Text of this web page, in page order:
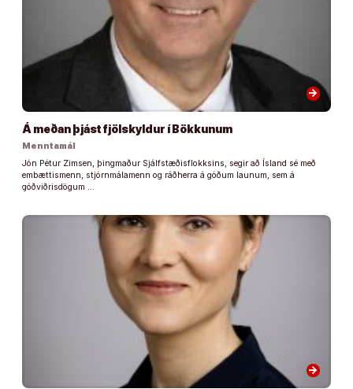
arrow_forward
Á meðan þjást fjölskyldur í Bökkunum
Menntamál
Jón Pétur Zimsen, þingmaður Sjálfstæðisflokksins, segir að Ísland sé með
embættismenn, stjórnmálamenn og ráðherra á góðum launum, sem á
góðviðrisdögum …
arrow_forward